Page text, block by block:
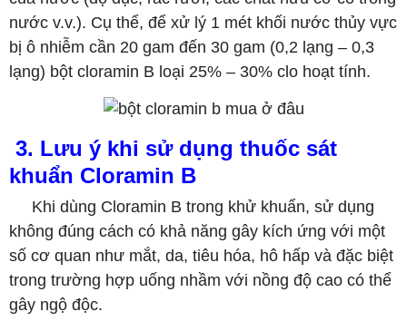
nước v.v.). Cụ thể, để xử lý 1 mét khối nước thủy vực
bị ô nhiễm cần 20 gam đến 30 gam (0,2 lạng – 0,3
lạng) bột cloramin B loại 25% – 30% clo hoạt tính.
3. Lưu ý khi sử dụng thuốc sát
khuẩn Cloramin B
Khi dùng Cloramin B trong khử khuẩn, sử dụng
không đúng cách có khả năng gây kích ứng với một
số cơ quan như mắt, da, tiêu hóa, hô hấp và đặc biệt
trong trường hợp uống nhầm với nồng độ cao có thể
gây ngộ độc.